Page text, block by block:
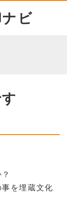
ビ
を埋蔵文化